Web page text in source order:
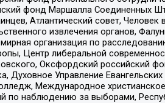
фонд Маршалла Соединенных
Атлантический совет, Человек
извлечения органов,
организация по
Центр либеральной
Оксфордский российский
Управление Евангельских
Международное
по наблюдению за выборами,